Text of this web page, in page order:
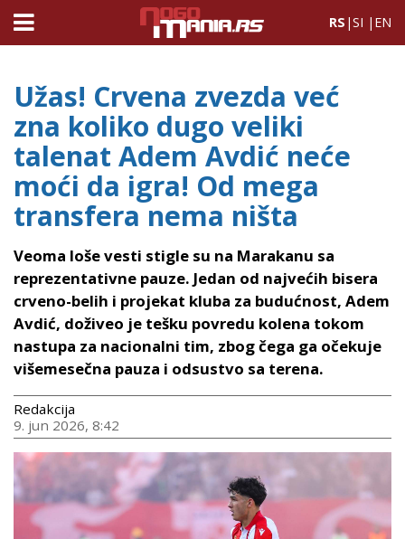
RS |SI | EN
Užas! Crvena zvezda već
zna koliko dugo veliki
talenat Adem Avdić neće
moći da igra! Od mega
transfera nema ništa
Veoma loše vesti stigle su na Marakanu sa
reprezentativne pauze. Jedan od najvećih bisera
crveno-belih i projekat kluba za budućnost, Adem
Avdić, doživeo je tešku povredu kolena tokom
nastupa za nacionalni tim, zbog čega ga očekuje
višemesečna pauza i odsustvo sa terena.
Redakcija
9. jun 2026, 8:42